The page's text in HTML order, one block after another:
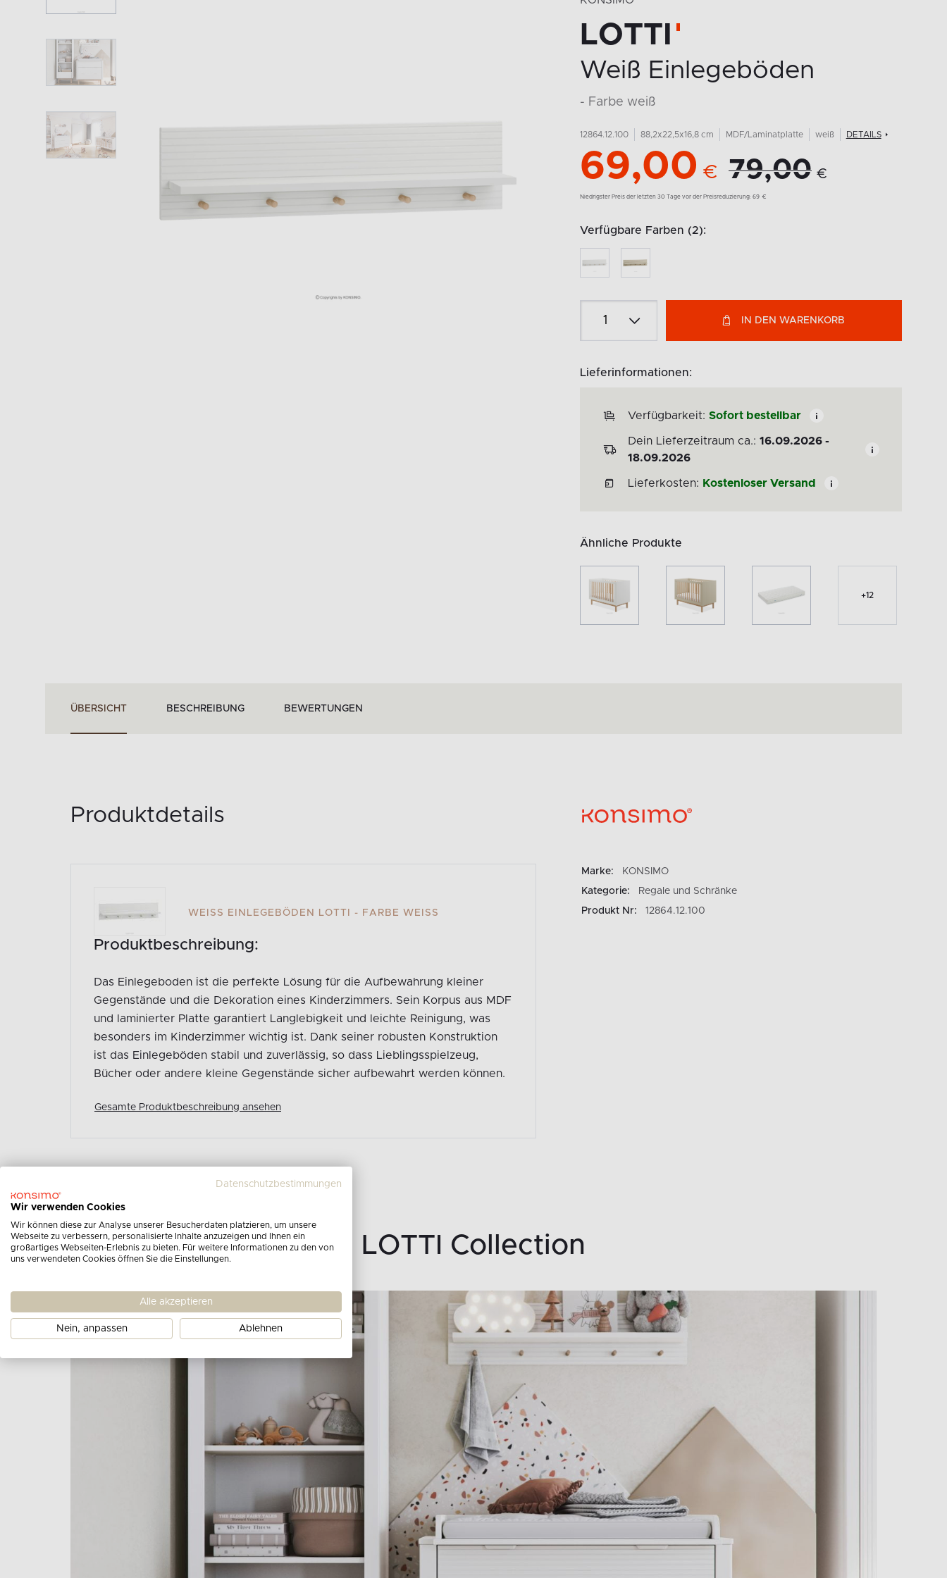
LOTTI
Weiß Einlegeböden
- Farbe weiß
12864.12.100 88,2x22,5x16,8 cm MDF/Laminatplatte weiß DETAILS
69,00 € 79,00 €
Niedrigster Preis der letzten 30 Tage vor der Preisreduzierung: 69 €
Verfügbare Farben (2):
IN DEN WARENKORB
Lieferinformationen:
Verfügbarkeit: Sofort bestellbar
Dein Lieferzeitraum ca.: 16.09.2026 -
18.09.2026
Lieferkosten: Kostenloser Versand
Ähnliche Produkte
+12
ÜBERSICHT BESCHREIBUNG BEWERTUNGEN
Produktdetails
WEISS EINLEGEBÖDEN LOTTI - FARBE WEISS
Produktbeschreibung:
Das Einlegeboden ist die perfekte Lösung für die Aufbewahrung kleiner
Gegenstände und die Dekoration eines Kinderzimmers. Sein Korpus aus MDF
und laminierter Platte garantiert Langlebigkeit und leichte Reinigung, was
besonders im Kinderzimmer wichtig ist. Dank seiner robusten Konstruktion
ist das Einlegeböden stabil und zuverlässig, so dass Lieblingsspielzeug,
Bücher oder andere kleine Gegenstände sicher aufbewahrt werden können.
Gesamte Produktbeschreibung ansehen
Marke:
KONSIMO
Kategorie:
Regale und Schränke
Produkt Nr:
12864.12.100
LOTTI Collection
Datenschutzbestimmungen
Wir verwenden Cookies
Wir können diese zur Analyse unserer Besucherdaten platzieren, um unsere
Webseite zu verbessern, personalisierte Inhalte anzuzeigen und Ihnen ein
großartiges Webseiten-Erlebnis zu bieten. Für weitere Informationen zu den von
uns verwendeten Cookies öffnen Sie die Einstellungen.
Alle akzeptieren
Nein, anpassen Ablehnen